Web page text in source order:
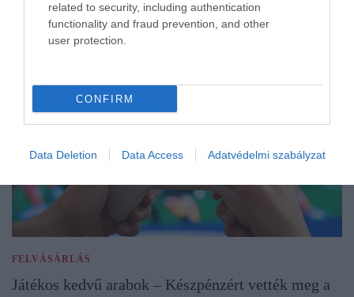
related to security, including authentication
functionality and fraud prevention, and other
user protection.
CONFIRM
Data Deletion Data Access Adatvédelmi szabályzat
FELVÁSÁRLÁS
Játékos kedvű arabok – Készpénzért vették meg a